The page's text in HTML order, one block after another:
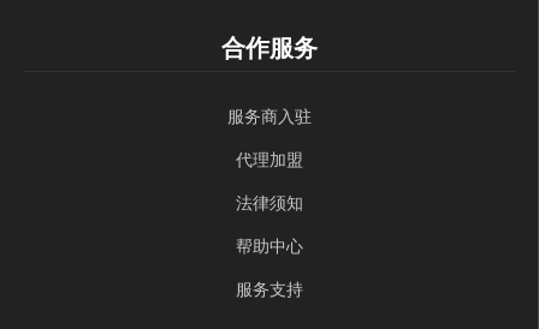
合作服务
服务商入驻
代理加盟
法律须知
帮助中心
服务支持